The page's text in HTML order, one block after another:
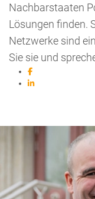
Nachbarstaaten
Lösungen finden.
Netzwerke sind
Sie sie und